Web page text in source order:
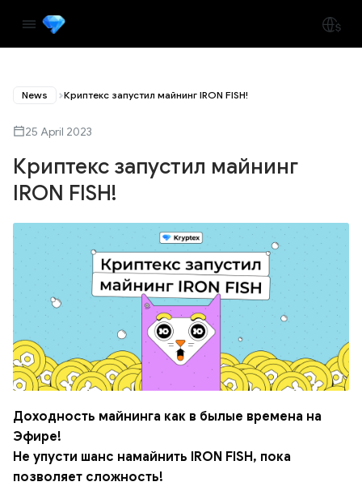
News Криптекс запустил майнинг IRON FISH!
25 April 2023
Криптекс запустил майнинг
IRON FISH!
Доходность майнинга как в былые времена на
Эфире!
Не упусти шанс намайнить IRON FISH, пока
позволяет сложность!